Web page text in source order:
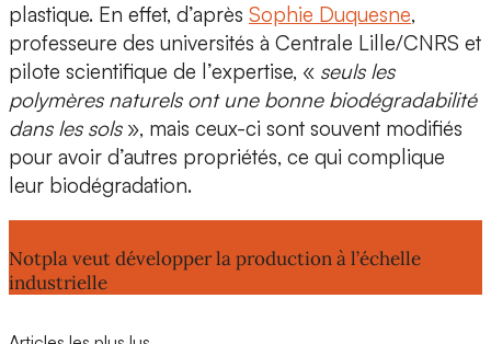
plastique. En effet, d’après Sophie Duquesne,
professeure des universités à Centrale Lille/CNRS et
pilote scientifique de l’expertise, « seuls les
polymères naturels ont une bonne biodégradabilité
dans les sols», mais ceux-ci sont souvent modifiés
pour avoir d’autres propriétés, ce qui complique
leur biodégradation.
Notpla veut développer la production à l’échelle
industrielle